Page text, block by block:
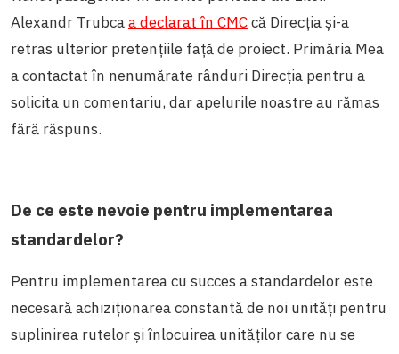
Alexandr Trubcaa declarat în CMCcă Direcția și-a
retras ulterior pretențiile față de proiect. Primăria Mea
a contactat în nenumărate rânduri Direcția pentru a
solicita un comentariu, dar apelurile noastre au rămas
fără răspuns.
De ce este nevoie pentru implementarea
standardelor?
Pentru implementarea cu succes a standardelor este
necesară achiziționarea constantă de noi unități pentru
suplinirea rutelor și înlocuirea unităților care nu se